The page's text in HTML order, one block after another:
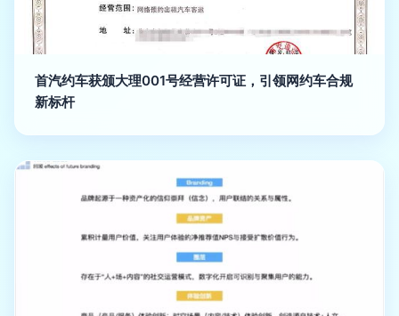
首汽约车获颁大理001号经营许可证，引领网约车合规
新标杆